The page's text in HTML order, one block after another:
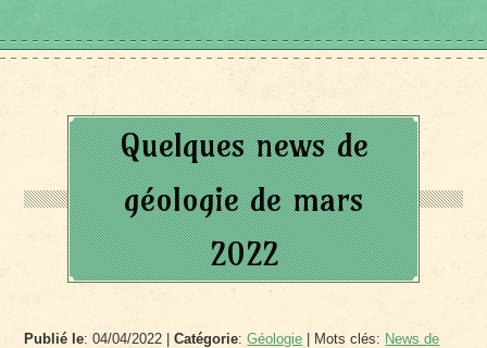
Quelques news de
géologie de mars
2022
Publié le: 04/04/2022 |Catégorie:Géologie | Mots clés: News de